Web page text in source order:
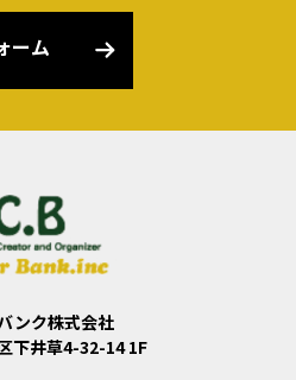
ーム
ンク株式会社
下井草4-32-14 1F